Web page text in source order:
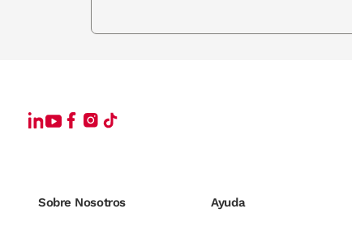
Sobre Nosotros Ayuda